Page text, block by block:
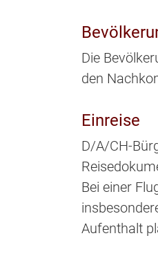
Die
den
Einreise
D/A/CH-
Bei einer
Aufenthalt